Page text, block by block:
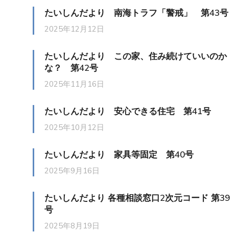
たいしんだより 南海トラフ「警戒」 第43号
2025年12月12日
たいしんだより この家、住み続けていいのか
な？ 第42号
2025年11月16日
たいしんだより 安心できる住宅 第41号
2025年10月12日
たいしんだより 家具等固定 第40号
2025年9月16日
たいしんだより 各種相談窓口2次元コード 第39
号
2025年8月19日